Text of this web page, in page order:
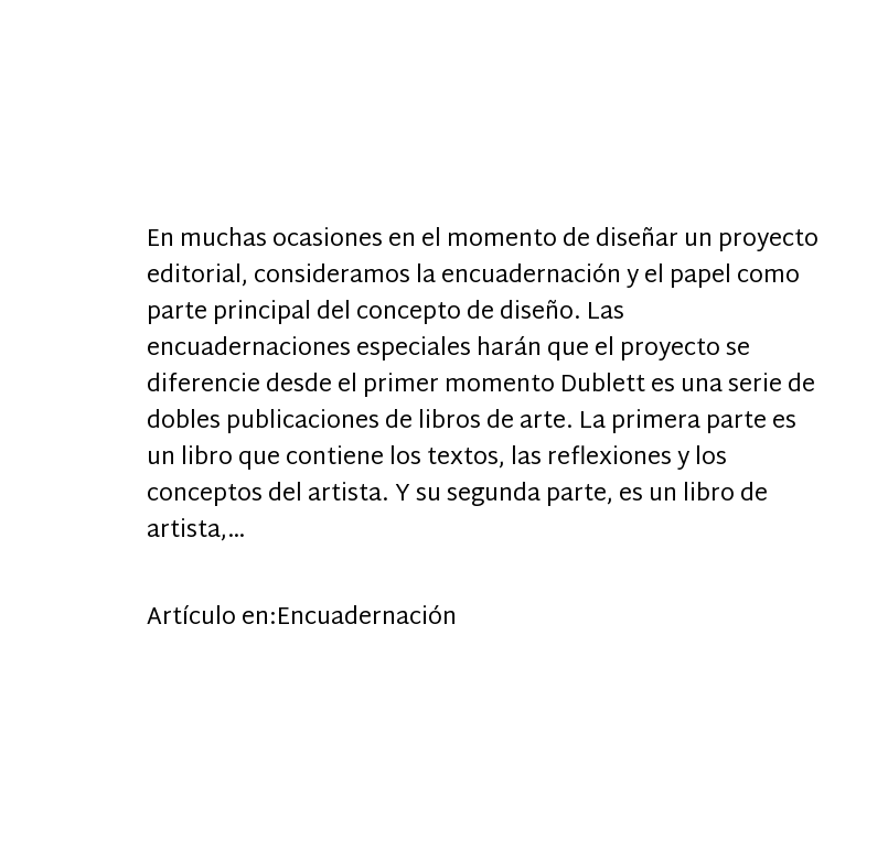
En muchas ocasiones en el momento de diseñar un proyecto
editorial, consideramos la encuadernación y el papel como
parte principal del concepto de diseño. Las
encuadernaciones especiales harán que el proyecto se
diferencie desde el primer momento Dublett es una serie de
dobles publicaciones de libros de arte. La primera parte es
un libro que contiene los textos, las reflexiones y los
conceptos del artista. Y su segunda parte, es un libro de
artista,…
Artículo en:Encuadernación